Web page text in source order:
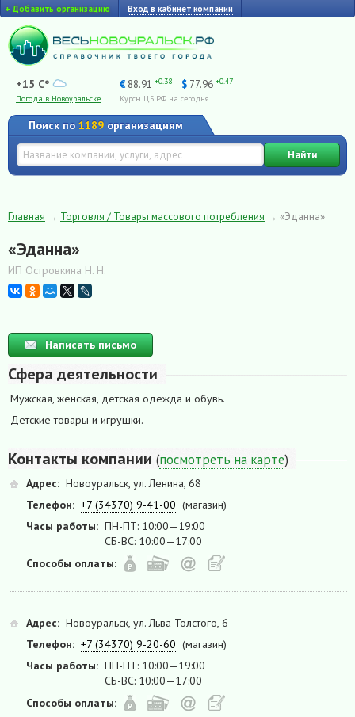
+ Добавить организацию Вход в кабинет компании
+15 C°
Погода в Новоуральске
€ 88.91 +0.38 $ 77.96 +0.47
Курсы ЦБ РФ на сегодня
Поиск по 1189 организациям
Найти
Главная → Торговля / Товары массового потребления → «Эданна»
«Эданна»
ИП Островкина Н. Н.
Написать письмо
Сфера деятельности
Мужская, женская, детская одежда и обувь.
Детские товары и игрушки.
Контакты компании (посмотреть на карте)
Адрес: Новоуральск, ул. Ленина, 68
Телефон: +7 (34370) 9-41-00 (магазин)
Часы работы: ПН-ПТ: 10:00—19:00
СБ-ВС: 10:00—17:00
Способы оплаты:
Адрес: Новоуральск, ул. Льва Толстого, 6
Телефон: +7 (34370) 9-20-60 (магазин)
Часы работы: ПН-ПТ: 10:00—19:00
СБ-ВС: 10:00—17:00
Способы оплаты: